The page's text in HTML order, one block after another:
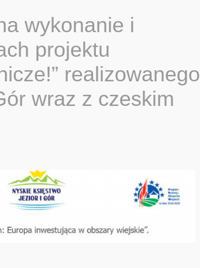
wykonanie i
projektu
realizowanego
wraz z czeskim